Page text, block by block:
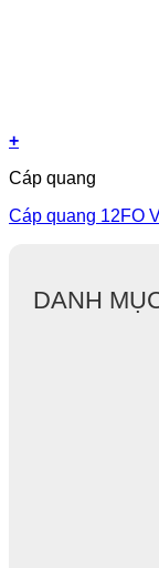
+
Cáp quang
Cáp quang 12FO
DANH